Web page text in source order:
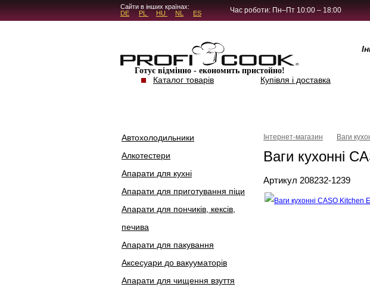
Сайти в інших країнах:
DE
PL HU NL ES Час роботи: Пн–Пт 10:00 – 18:00
Готує відмінно - економить пристойно!
Каталог товарів Купівля і доставка
Автохолодильники
Алкотестери
Апарати для кухні
Апарати для приготування піци
Апарати для пончиків, кексів,
печива
Апарати для пакування
Аксесуари до вакууматорів
Апарати для чищення взуття
Інтернет-магазин Ваги
Ваги кухонні
Артикул 208232-1239